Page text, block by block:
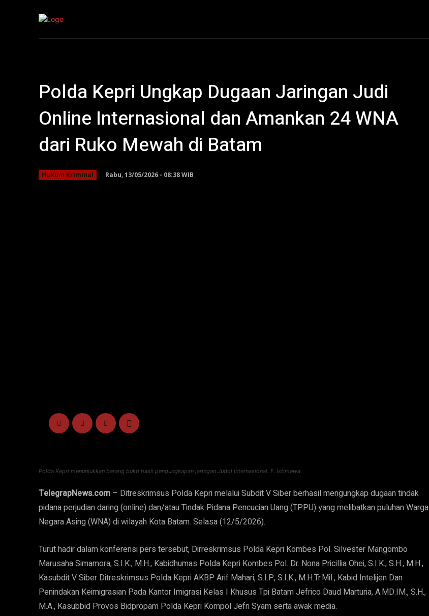
Polda Kepri Ungkap Dugaan Jaringan Judi
Online Internasional dan Amankan 24 WNA
dari Ruko Mewah di Batam
Hukum Kriminal Rabu, 13/05/2026 - 08:38 WIB
Polda Kepri menunjukkan barang bukti hasil pengungkapan jaringan Judol Internasional. F. Istimewa
TelegrapNews.com – Ditreskrimsus Polda Kepri melalui Subdit V Siber berhasil mengungkap dugaan tindak
pidana perjudian daring (online) dan/atau Tindak Pidana Pencucian Uang (TPPU) yang melibatkan puluhan Warga
Negara Asing (WNA) di wilayah Kota Batam. Selasa (12/5/2026).
Turut hadir dalam konferensi pers tersebut, Dirreskrimsus Polda Kepri Kombes Pol. Silvester Mangombo
Marusaha Simamora, S.I.K., M.H., Kabidhumas Polda Kepri Kombes Pol. Dr. Nona Pricillia Ohei, S.I.K., S.H., M.H.,
Kasubdit V Siber Ditreskrimsus Polda Kepri AKBP Arif Mahari, S.I.P., S.I.K., M.H.Tr.Mil., Kabid Intelijen Dan
Penindakan Keimigrasian Pada Kantor Imigrasi Kelas I Khusus Tpi Batam Jefrico Daud Marturia, A.MD.IM., S.H.,
M.A., Kasubbid Provos Bidpropam Polda Kepri Kompol Jefri Syam serta awak media.